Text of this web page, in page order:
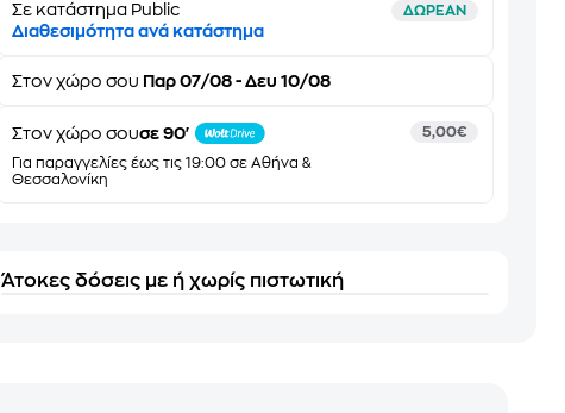
Σε κατάστημα Public ΔΩΡΕΑΝ
Διαθεσιμότητα ανά κατάστημα
Στονχώρο σου Παρ 07/08 - Δευ 10/08
Στον χώρο σουσε 90'
Για παραγγελίες έως τις 19:00 σε Αθήνα &
Θεσσαλονίκη
5,00€
Άτοκες δόσεις με ή χωρίς πιστωτική